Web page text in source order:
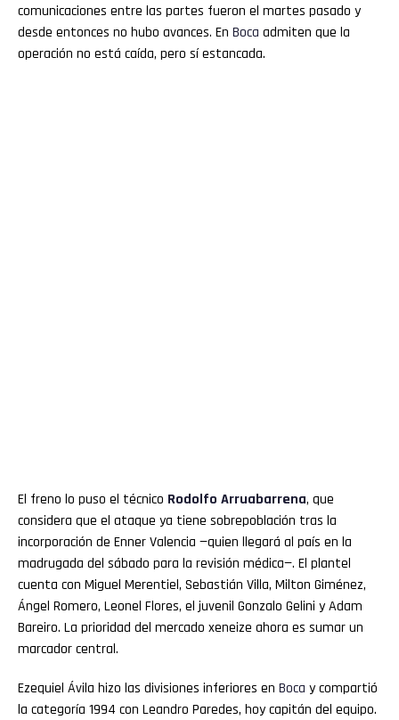
comunicaciones entre las partes fueron el martes pasado y
desde entonces no hubo avances. En Boca admiten que la
operación no está caída, pero sí estancada.
El freno lo puso el técnico Rodolfo Arruabarrena, que
considera que el ataque ya tiene sobrepoblación tras la
incorporación de Enner Valencia —quien llegará al país en la
madrugada del sábado para la revisión médica—. El plantel
cuenta con Miguel Merentiel, Sebastián Villa, Milton Giménez,
Ángel Romero, Leonel Flores, el juvenil Gonzalo Gelini y Adam
Bareiro. La prioridad del mercado xeneize ahora es sumar un
marcador central.
Ezequiel Ávila hizo las divisiones inferiores en Boca y compartió
la categoría 1994 con Leandro Paredes, hoy capitán del equipo.